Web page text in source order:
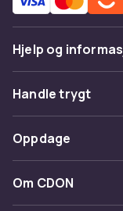
Kjøp på
Utforsk
Hjelp og
Vanlige spørsmål
Spor pakke
Angre & returner
Kontakt oss
Handle trygt
Betaling
Levering
Oppdage
Kategorier
Om CDON